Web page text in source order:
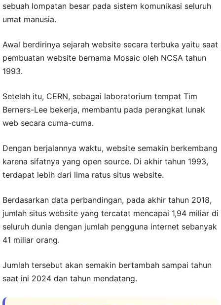
sebuah lompatan besar pada sistem komunikasi seluruh
umat manusia.
Awal berdirinya sejarah website secara terbuka yaitu saat
pembuatan website bernama Mosaic oleh NCSA tahun
1993.
Setelah itu, CERN, sebagai laboratorium tempat Tim
Berners-Lee bekerja, membantu pada perangkat lunak
web secara cuma-cuma.
Dengan berjalannya waktu, website semakin berkembang
karena sifatnya yang open source. Di akhir tahun 1993,
terdapat lebih dari lima ratus situs website.
Berdasarkan data perbandingan, pada akhir tahun 2018,
jumlah situs website yang tercatat mencapai 1,94 miliar di
seluruh dunia dengan jumlah pengguna internet sebanyak
41 miliar orang.
Jumlah tersebut akan semakin bertambah sampai tahun
saat ini 2024 dan tahun mendatang.